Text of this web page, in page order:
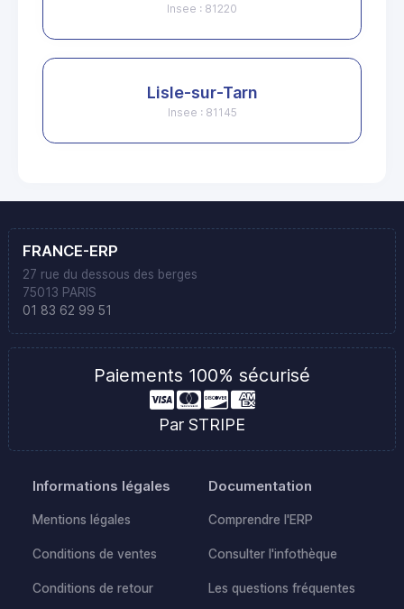
Insee : 81220
Lisle-sur-Tarn
Insee : 81145
FRANCE-ERP
27 rue du dessous des berges
75013 PARIS
01 83 62 99 51
Paiements 100% sécurisé
Par STRIPE
Informations légales
Mentions légales
Conditions de ventes
Conditions de retour
Documentation
Comprendre l'ERP
Consulter l'infothèque
Les questions fréquentes